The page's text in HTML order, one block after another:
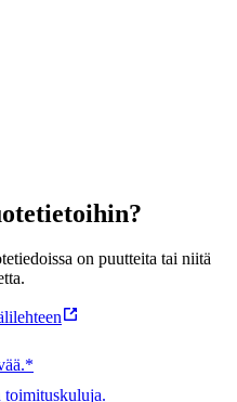
on puutteita tai niitä
toimituskuluja.